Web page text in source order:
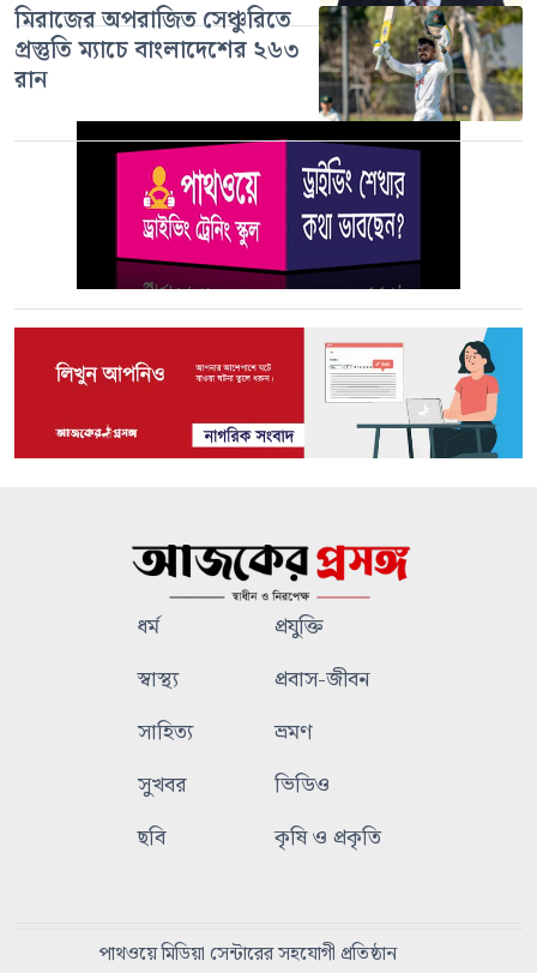
মিরাজের অপরাজিত সেঞ্চুরিতে
প্রস্তুতি ম্যাচে বাংলাদেশের ২৬৩
রান
ধর্ম
প্রযুক্তি
স্বাস্থ্য
প্রবাস-জীবন
সাহিত্য
ভ্রমণ
সুখবর
ভিডিও
ছবি
কৃষি ও প্রকৃতি
পাথওয়ে মিডিয়া সেন্টারের সহযোগী প্রতিষ্ঠান